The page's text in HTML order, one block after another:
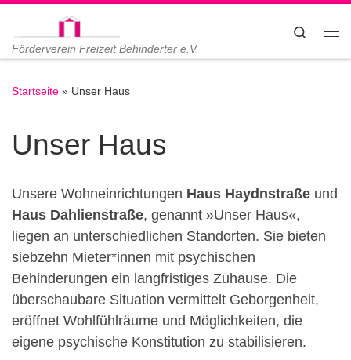
Zum Inhalt springen
Förderverein Freizeit Behinderter e.V.
Search
Startseite » Unser Haus
Unser Haus
Unsere Wohneinrichtungen Haus Haydnstraße und
Haus Dahlienstraße, genannt »Unser Haus«,
liegen an unterschiedlichen Standorten. Sie bieten
siebzehn Mieter*innen mit psychischen
Behinderungen ein langfristiges Zuhause. Die
überschaubare Situation vermittelt Geborgenheit,
eröffnet Wohlfühlräume und Möglichkeiten, die
eigene psychische Konstitution zu stabilisieren.